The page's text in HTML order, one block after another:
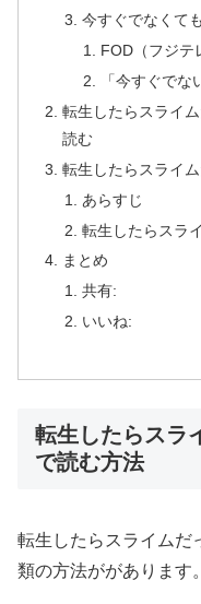
今すぐでなくて
FOD（フジテ
「今すぐで
転生したらスライ
読む
転生したらスライ
あらすじ
転生したらスラ
まとめ
共有:
いいね:
転生したらスラ
で読む方法
転生したらスライムだ
類の方法ががあります。